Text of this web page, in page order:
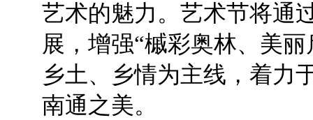
艺术的魅力。艺术节将通
展，增强“槭彩奥林、美
乡土、乡情为主线，着力
南通之美。